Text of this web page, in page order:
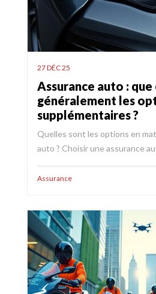
27 DÉC 25
Assurance auto :
généralement les
supplémentaires ?
Quelles sont les options en
auto ? Choisir une assurance
Assurance